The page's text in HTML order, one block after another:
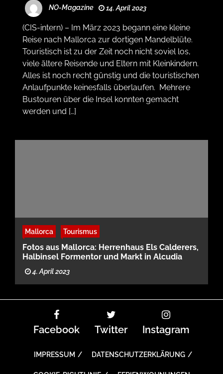
NO-Magazine 14. April 2023
(CIS-intern) – Im März 2023 begann eine kleine
Reise nach Mallorca zur dortigen Mandelblüte.
Touristisch ist zu der Zeit noch nicht soviel los,
viele ältere Reisende und Eltern mit Kleinkindern.
Alles ist noch recht günstig und die touristischen
Anlaufpunkte keinesfalls überlaufen. Mehrere
Bustouren über die Insel konnten gemacht
werden und […]
Mallorca Tourismus
Fotos aus Mallorca: Herrenhaus Els Calderers,
Halbinsel Formentor und Markt in Alcudia
4. April 2023
Facebook Twitter Instagram
IMPRESSUM DATENSCHUTZERKLÄRUNG